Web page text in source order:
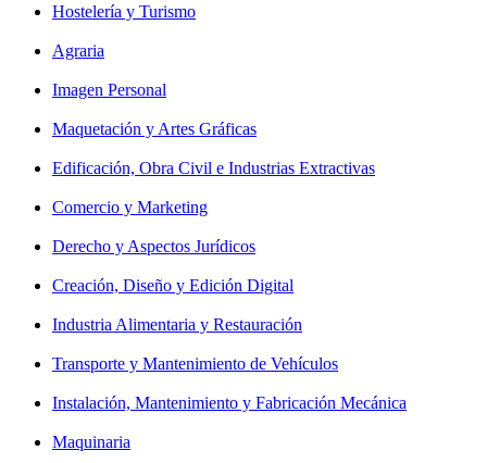
Hostelería y Turismo
Agraria
Imagen Personal
Maquetación y Artes Gráficas
Edificación, Obra Civil e Industrias Extractivas
Comercio y Marketing
Derecho y Aspectos Jurídicos
Creación, Diseño y Edición Digital
Industria Alimentaria y Restauración
Transporte y Mantenimiento de Vehículos
Instalación, Mantenimiento y Fabricación Mecánica
Maquinaria